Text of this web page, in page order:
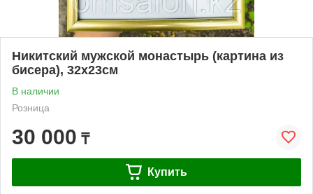
Никитский мужской монастырь (картина из
бисера), 32х23см
В наличии
Розница
30 000 ₸
Купить